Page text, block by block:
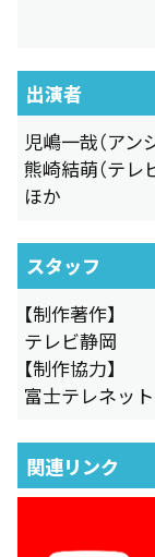
出演者
児嶋一哉（アン
熊崎結萌（テレ
ほか
スタッフ
【制作著作】
テレビ静岡
【制作協力】
富士テレネット
関連リンク